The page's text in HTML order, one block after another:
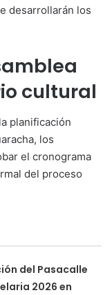
desarrollarán los
cultural
planificación
los
el cronograma
del proceso
del Pasacalle
2026 en